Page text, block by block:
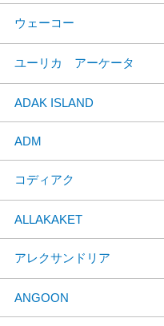
ウェーコー
ユーリカ アーケータ
ADAK ISLAND
ADM
コディアク
ALLAKAKET
アレクサンドリア
ANGOON